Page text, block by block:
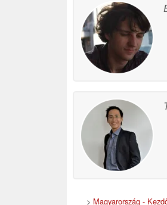
> Magyarország -